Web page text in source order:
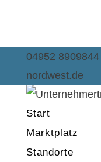
04952 8909844
nordwest.de
Start
Marktplatz
Standorte